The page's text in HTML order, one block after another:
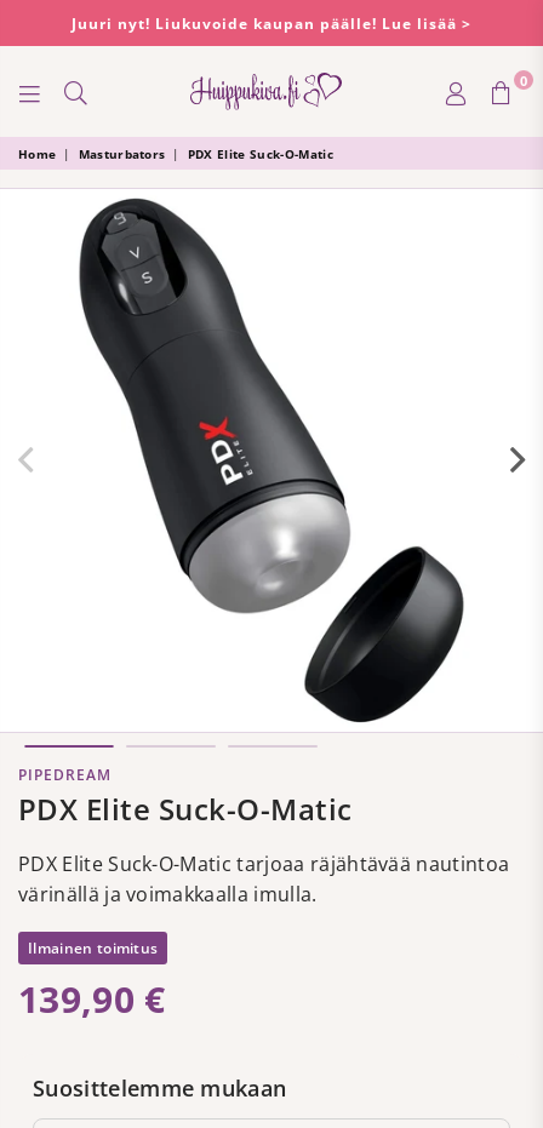
Juuri nyt! Liukuvoide kaupan päälle! Lue lisää >
HUIPPUKIVA
0
Home | Masturbators | PDX Elite Suck-O-Matic
PIPEDREAM
PDX Elite Suck-O-Matic
PDX Elite Suck-O-Matic tarjoaa räjähtävää nautintoa
värinällä ja voimakkaalla imulla.
Ilmainen toimitus
Regular
139,90 €
Suosittelemme mukaan